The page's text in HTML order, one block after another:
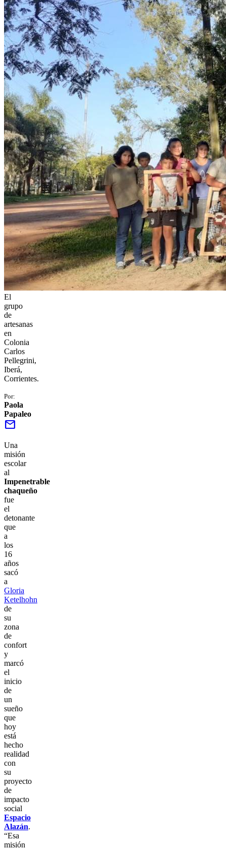
El
grupo
de
artesanas
en
Colonia
Carlos
Pellegrini,
Iberá,
Corrientes.
Por:
Paola
Papaleo
mail
Una
misión
escolar
al
Impenetrable
chaqueño
fue
el
detonante
que
a
los
16
años
sacó
a
Gloria
Ketelhohn
de
su
zona
de
confort
y
marcó
el
inicio
de
un
sueño
que
hoy
está
hecho
realidad
con
su
proyecto
de
impacto
social
Espacio
Alazán.
“Esa
misión